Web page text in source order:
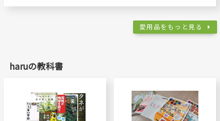
愛用品をもっと見る
haruの教科書